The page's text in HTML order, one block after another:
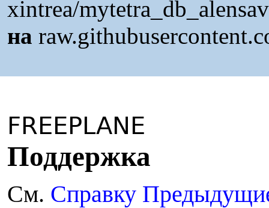
xintrea/
на
FREEPLANE
Поддержка
См. Справку